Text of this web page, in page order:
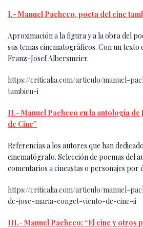
I.- Manuel Pacheco, poeta del cine
Aproximación a la figura y a la obra del
sus temas cinematográficos. Con un texto
Franz-Josef Albersmeier.
https://criticalia.com/articulo/manuel-
tambien-i
II.- Manuel Pacheco en la antología de
de Cine”
Referencias a los autores que han
cinematógrafo. Selección de poemas del
comentarios a cineastas o personajes por
https://criticalia.com/articulo/manuel-
de-jose-maria-conget-viento-de-cine-ii
III.- Manuel Pacheco: “El cine y otros